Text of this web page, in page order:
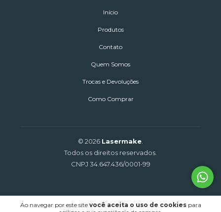
Ao navegar por este site você aceita o uso de cookiespara
Início
Produtos
Contato
Quem Somos
Trocas e Devoluções
Como Comprar
© 2026 Lasermake.
Todos os direitos reservados.
CNPJ 34.647.436/0001-99